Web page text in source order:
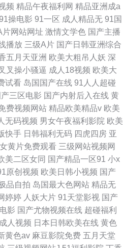
频 精品午夜福利网 精品亚洲成a
91操电影 91一区 成人精品无 91国
片网站网址 激情文学色 国产主播
播放 三级A片 国产日韩亚洲综合
五月天亚洲 欧美大粗吊人妖 深
叉操小骚逼 成人18视频 欧美大
试看 岛国国产在线 91人人超碰
产三区电影 国产内射后入在线 黄
费视频网站 精品欧美精品v 欧美
无码视频 男女午夜福利影院 欧美
快手 日韩福利无码 四虎四房 亚
黄片免费观看 三级网站视频网
美二区女同 国产精品一区91 小x
原创视频 欧美日韩小视频 国产
品自拍 岛国最大色网站 精品无
婷婷 人妖大片 91天堂影视 国产
影 国产尤物视频在线 超碰福利
人视频 日本日韩欧美在线 黄色
黄色av 麻豆影院免费 五月天堂